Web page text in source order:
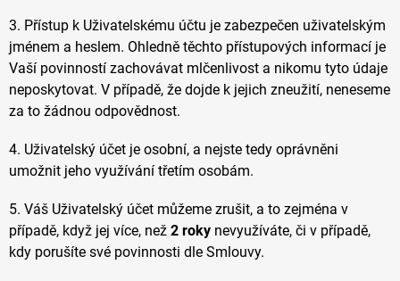
3. Přístup k Uživatelskému účtu je zabezpečen uživatelským
jménem a heslem. Ohledně těchto přístupových informací je
Vaší povinností zachovávat mlčenlivost a nikomu tyto údaje
neposkytovat. V případě, že dojde k jejich zneužití, neneseme
za to žádnou odpovědnost.
4. Uživatelský účet je osobní, a nejste tedy oprávněni
umožnit jeho využívání třetím osobám.
5. Váš Uživatelský účet můžeme zrušit, a to zejména v
případě, když jej více, než 2 roky nevyužíváte, či v případě,
kdy porušíte své povinnosti dle Smlouvy.